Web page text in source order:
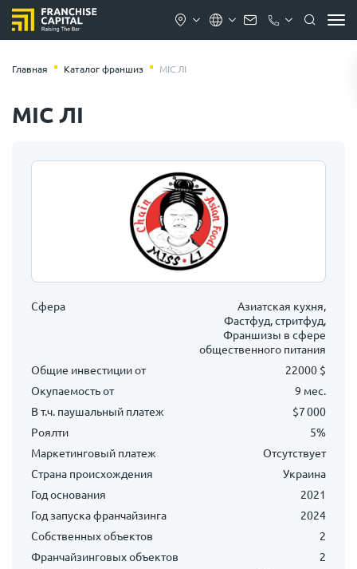
Главная Каталог франшиз МІС ЛІ
Сфера
Азиатская кухня,
Фастфуд, стритфуд,
Франшизы в сфере
общественного питания
Общие инвестиции от
22000 $
Окупаемость от
9 мес.
В т.ч. паушальный платеж
$7 000
Роялти
5%
Маркетинговый платеж
Отсутствует
Страна происхождения
Украина
Год основания
2021
Год запуска франчайзинга
2024
Собственных объектов
2
Франчайзинговых объектов
2
МІС ЛІ